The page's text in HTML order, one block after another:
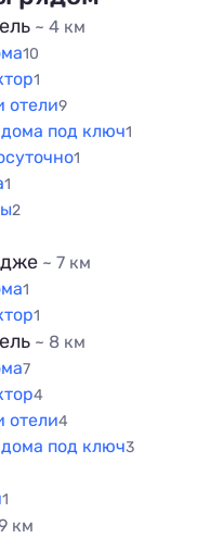
~ 4 км
10
1
отели9
под ключ1
1
1
2
~ 7 км
1
1
~ 8 км
7
4
отели4
под ключ3
1
км